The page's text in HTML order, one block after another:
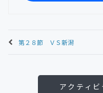
第２８節 ＶＳ新潟
アクティ